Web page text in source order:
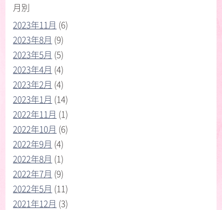
月別
2023年11月 (6)
2023年8月 (9)
2023年5月 (5)
2023年4月 (4)
2023年2月 (4)
2023年1月 (14)
2022年11月 (1)
2022年10月 (6)
2022年9月 (4)
2022年8月 (1)
2022年7月 (9)
2022年5月 (11)
2021年12月 (3)